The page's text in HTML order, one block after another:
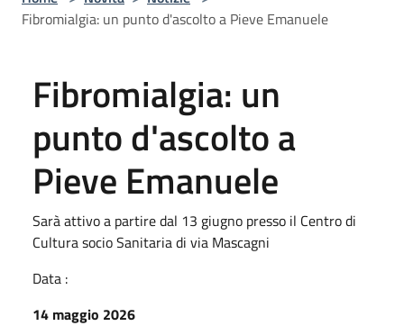
Fibromialgia: un punto d'ascolto a Pieve Emanuele
Fibromialgia: un
punto d'ascolto a
Pieve Emanuele
Sarà attivo a partire dal 13 giugno presso il Centro di
Cultura socio Sanitaria di via Mascagni
Data :
14 maggio 2026